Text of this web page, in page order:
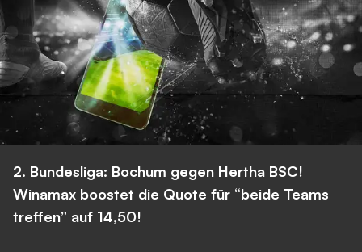
2. Bundesliga: Bochum gegen Hertha BSC!
Winamax boostet die Quote für “beide Teams
treffen” auf 14,50!